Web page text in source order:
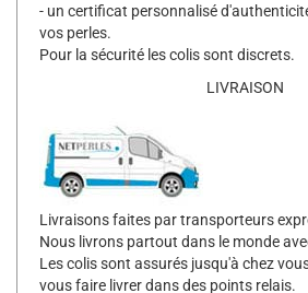
- un certificat personnalisé
vos perles.
Pour la sécurité les colis sont discrets.
LIVRAISON
Livraisons faites par transporteurs
Nous livrons partout dans le monde
Les colis sont assurés jusqu'à chez
vous faire livrer dans des points relais.